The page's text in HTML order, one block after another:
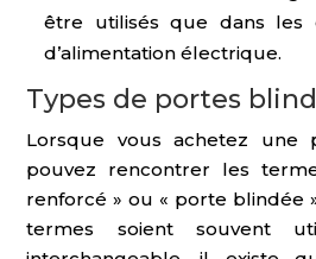
être utilisés que dans les
d’alimentation électrique.
Types de portes
Lorsque vous achetez une
pouvez rencontrer les
renforcé » ou « porte blindée
termes soient souvent